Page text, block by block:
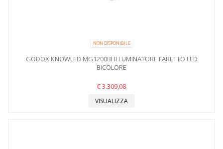
NON DISPONIBILE
GODOX KNOWLED MG1200BI ILLUMINATORE FARETTO LED
BICOLORE
€ 3.309,08
VISUALIZZA